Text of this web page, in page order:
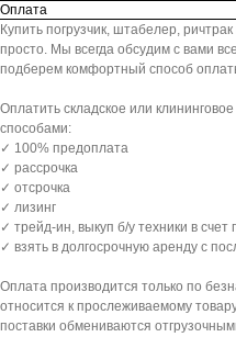
Оплата
Купить погрузчик, штабелер,
просто. Мы всегда обсудим с вами
подберем комфортный способ
Оплатить складское или
способами:
✓ 100% предоплата
✓ рассрочка
✓ отсрочка
✓ лизинг
✓ трейд-ин, выкуп б/у техники в счет
✓ взять в долгосрочную аренду с
Оплата производится только по
относится к прослеживаемому
поставки обмениваются